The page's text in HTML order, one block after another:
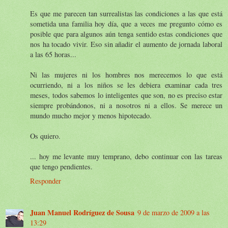
Es que me parecen tan surrealistas las condiciones a las que está
sometida una familia hoy día, que a veces me pregunto cómo es
posible que para algunos aún tenga sentido estas condiciones que
nos ha tocado vivir. Eso sin añadir el aumento de jornada laboral
a las 65 horas...
Ni las mujeres ni los hombres nos merecemos lo que está
ocurriendo, ni a los niños se les debiera examinar cada tres
meses, todos sabemos lo inteligentes que son, no es preciso estar
siempre probándonos, ni a nosotros ni a ellos. Se merece un
mundo mucho mejor y menos hipotecado.
Os quiero.
... hoy me levante muy temprano, debo continuar con las tareas
que tengo pendientes.
Responder
Juan Manuel Rodríguez de Sousa 9 de marzo de 2009 a las
13:29